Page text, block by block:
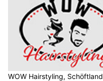
WOW Hairstyling,